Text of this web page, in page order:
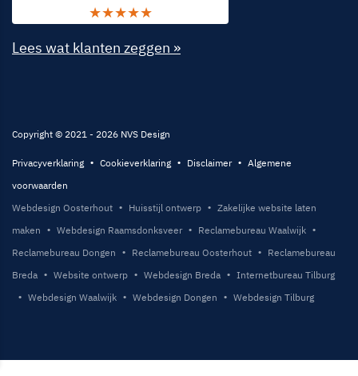
★★★★★
Lees wat klanten zeggen »
Copyright © 2021 - 2026 NVS Design
Privacyverklaring Cookieverklaring Disclaimer
Algemene
voorwaarden
Webdesign Oosterhout
Huisstijl ontwerp
Zakelijke website laten
maken
Webdesign Raamsdonksveer
Reclamebureau Waalwijk
Reclamebureau Dongen
Reclamebureau Oosterhout
Reclamebureau
Breda
Website ontwerp Webdesign Breda
Internetbureau Tilburg
Webdesign Waalwijk
Webdesign Dongen Webdesign Tilburg